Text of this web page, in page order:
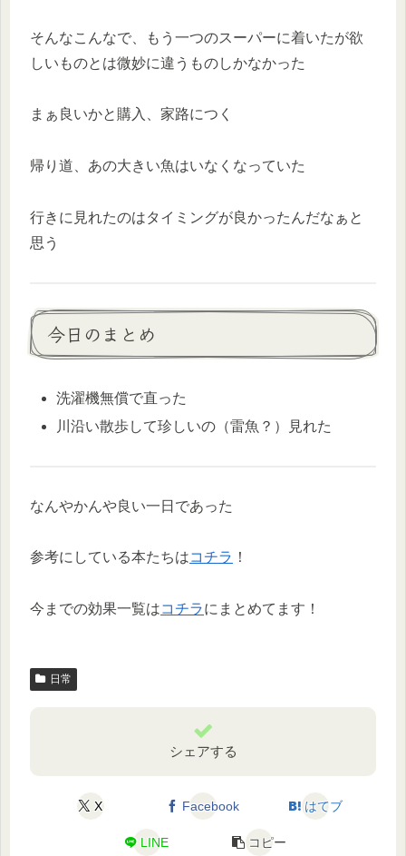
そんなこんなで、もう一つのスーパーに着いたが欲
しいものとは微妙に違うものしかなかった
まぁ良いかと購入、家路につく
帰り道、あの大きい魚はいなくなっていた
行きに見れたのはタイミングが良かったんだなぁと
思う
今日のまとめ
洗濯機無償で直った
川沿い散歩して珍しいの（雷魚？）見れた
なんやかんや良い一日であった
参考にしている本たちはコチラ ！
今までの効果一覧はコチラにまとめてます！
日常
シェアする
X Facebook はてブ
LINE コピー